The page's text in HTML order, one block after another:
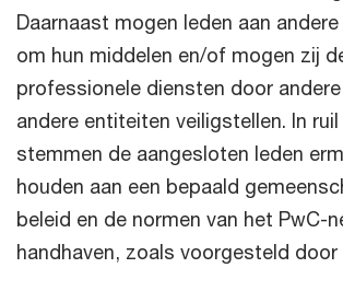
Daarnaast mogen leden aan
om hun middelen en/of mogen zij
professionele diensten door
andere entiteiten veiligstellen. In
stemmen de aangesloten leden
houden aan een bepaald
beleid en de normen van het PwC-
handhaven, zoals voorgesteld door